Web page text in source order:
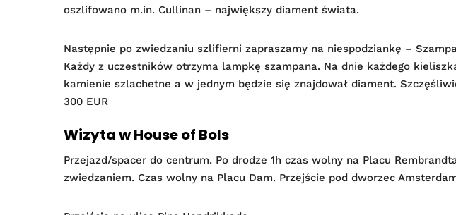
oszlifowano m.in. Cullinan – największy diament świata.
Następnie po zwiedzaniu szlifierni zapraszamy na niespodziankę –
Każdy z uczestników otrzyma lampkę szampana. Na dnie każdego
kamienie szlachetne a w jednym będzie się znajdował diament.
300 EUR
Wizyta w House of Bols
Przejazd/spacer do centrum. Po drodze 1h czas wolny na Placu
zwiedzaniem. Czas wolny na Placu Dam. Przejście pod dworzec